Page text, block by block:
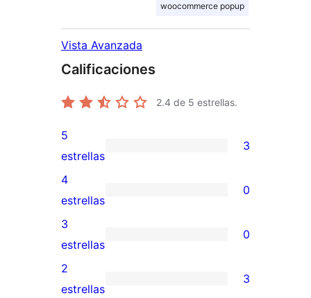
woocommerce popup
Vista Avanzada
Calificaciones
2.4 de 5 estrellas.
3
valoraciones
de
5
estrellas
5
estrellas
3
0
valoraciones
de
4
estrellas
4
estrellas
0
0
valoraciones
de
3
estrellas
0
3
2
estrellas
3